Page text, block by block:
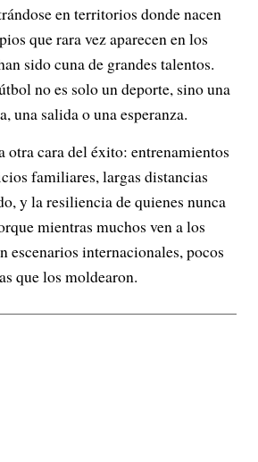
en territorios donde nacen
que rara vez aparecen en los
sido cuna de grandes talentos.
no es solo un deporte, sino una
una salida o una esperanza.
otra cara del éxito: entrenamientos
familiares, largas distancias
y la resiliencia de quienes nunca
mientras muchos ven a los
escenarios internacionales, pocos
que los moldearon.